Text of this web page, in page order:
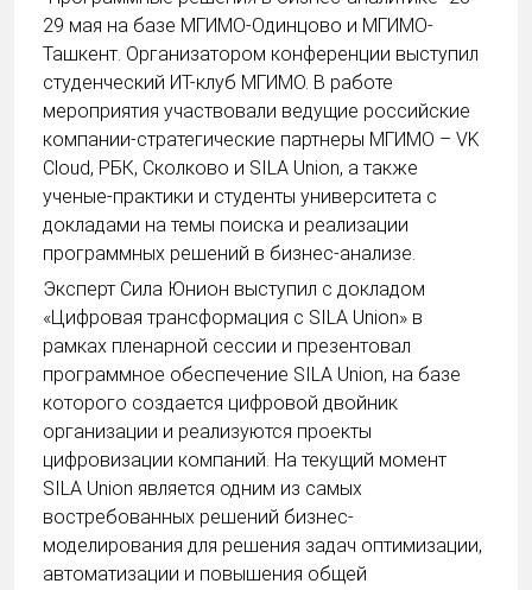
29 мая на базе МГИМО-Одинцово и МГИМО-
Ташкент. Организатором конференции выступил
студенческий ИТ-клуб МГИМО. В работе
мероприятия участвовали ведущие российские
компании-стратегические партнеры МГИМО – VK
Cloud, РБК, Сколково и SILA Union, а также
ученые-практики и студенты университета с
докладами на темы поиска и реализации
программных решений в бизнес-анализе.
Эксперт Сила Юнион выступил с докладом
«Цифровая трансформация с SILA Union» в
рамках пленарной сессии и презентовал
программное обеспечение SILA Union, на базе
которого создается цифровой двойник
организации и реализуются проекты
цифровизации компаний. На текущий момент
SILA Union является одним из самых
востребованных решений бизнес-
моделирования для решения задач оптимизации,
автоматизации и повышения общей